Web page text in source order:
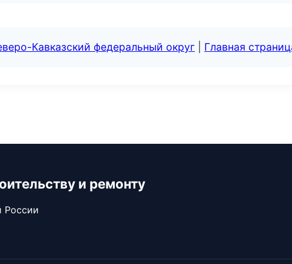
Кавказский федеральный округ Главная
и ремонту
России